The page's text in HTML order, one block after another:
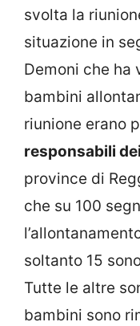
svolta la
situazione in
Demoni che
bambini
riunione erano
responsabili
province di
che su 100
soltanto 15
Tutte le altre
bambini sono